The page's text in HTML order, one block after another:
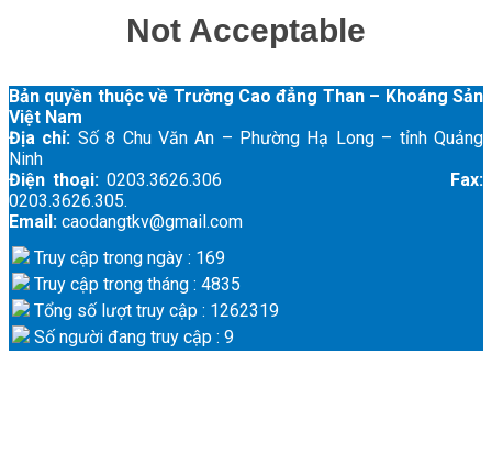
Bản quyền thuộc về Trường Cao đẳng Than – Khoáng Sản
Việt Nam
Địa chỉ: Số 8 Chu Văn An – Phường Hạ Long – tỉnh Quảng
Ninh
Điện thoại: 0203.3626.306 Fax:
0203.3626.305.
Email: caodangtkv@gmail.com
Truy cập trong ngày : 169
Truy cập trong tháng : 4835
Tổng số lượt truy cập : 1262319
Số người đang truy cập : 9